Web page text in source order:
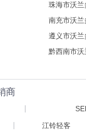
珠海市沃兰
南充市沃兰
遵义市沃兰
黔西南市沃
商
江铃轻客